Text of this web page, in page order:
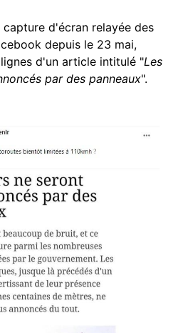
d'écran relayée des
depuis le 23 mai,
d'un article intitulé "Les
par des panneaux".